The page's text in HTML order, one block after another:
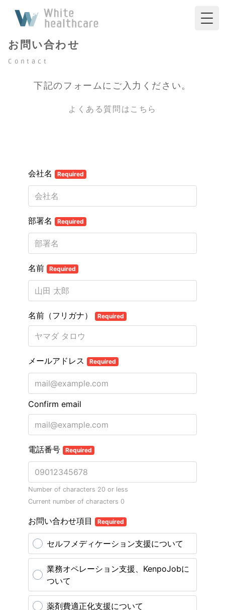
お問い合わせ
Contact
下記のフォームにご入力ください。
よくある質問はこちら